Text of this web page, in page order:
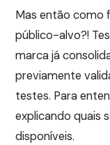
Mas então como
público-alvo?!
marca já
previamente
testes. Para
explicando quais
disponíveis.